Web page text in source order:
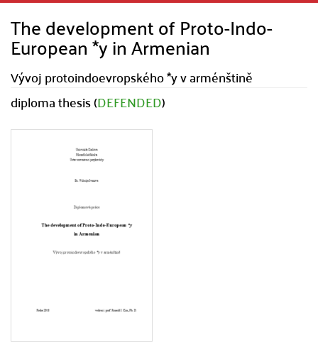
The development of Proto-Indo-
European *y in Armenian
Vývoj protoindoevropského *y v arménštině
diploma thesis (DEFENDED)